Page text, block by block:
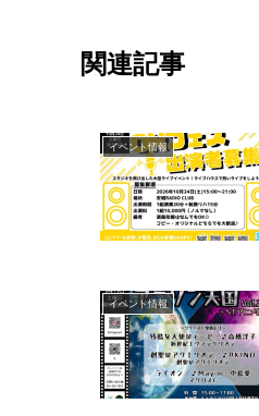
関連記事
イベント情報
イベント情報